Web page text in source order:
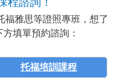
福雅思等證照專班，想了
填單預約諮詢：
托福培訓課程